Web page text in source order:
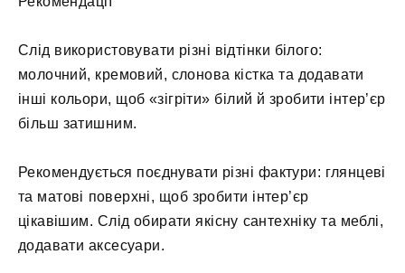
Слід використовувати різні відтінки білого:
молочний, кремовий, слонова кістка та додавати
інші кольори, щоб «зігріти» білий й зробити інтер’єр
більш затишним.
Рекомендується поєднувати різні фактури: глянцеві
та матові поверхні, щоб зробити інтер’єр
цікавішим. Слід обирати якісну сантехніку та меблі,
додавати аксесуари.